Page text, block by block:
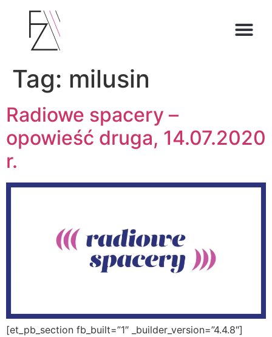
Tag: milusin
Radiowe spacery –
opowieść druga, 14.07.2020
r.
[et_pb_section fb_built=”1″ _builder_version=”4.4.8″]